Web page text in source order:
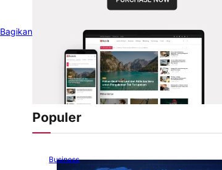
Bagikan
Populer
Business